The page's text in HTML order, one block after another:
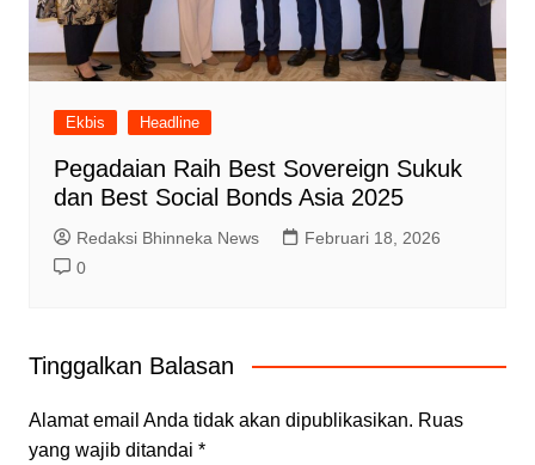
Ekbis Headline
Pegadaian Raih Best Sovereign Sukuk
dan Best Social Bonds Asia 2025
Redaksi Bhinneka News
Februari 18, 2026
0
Tinggalkan Balasan
Alamat email Anda tidak akan dipublikasikan. Ruas
yang wajib ditandai *